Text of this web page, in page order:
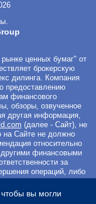
ценных бумаг" от
брокерскую
дилинга. Компания
предоставлению
финансового
обзоры, озвученное
другая информация,
(далее - Сайт), не
на Сайте не должно
относительно
финансовыми
за
операций, либо
упомянутые в
работу с
к риску частичной и/
вы могли